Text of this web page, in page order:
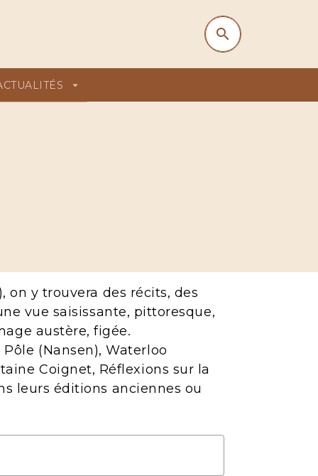
search
arrow_drop_down
search
on y trouvera des récits, des
vue saisissante, pittoresque,
austère, figée.
(Nansen), Waterloo
Coignet, Réflexions sur la
leurs éditions anciennes ou